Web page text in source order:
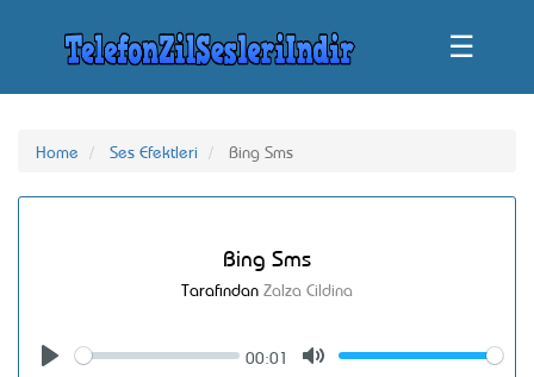
☰
Home Ses Efektleri Bing Sms
Bing Sms
Tarafından Zalza Cildina
Seek
00:01
Volume